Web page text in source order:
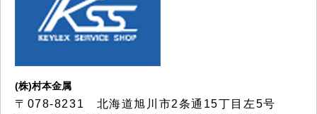
(株)村本金属
〒078-8231 北海道旭川市2条通15丁目左5号